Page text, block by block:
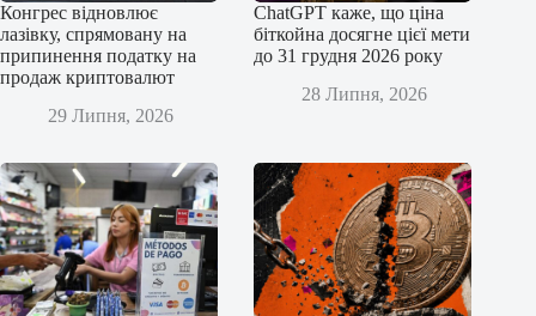
Конгрес відновлює
лазівку, спрямовану на
припинення податку на
продаж криптовалют
29 Липня, 2026
ChatGPT каже, що ціна
біткойна досягне цієї мети
до 31 грудня 2026 року
28 Липня, 2026